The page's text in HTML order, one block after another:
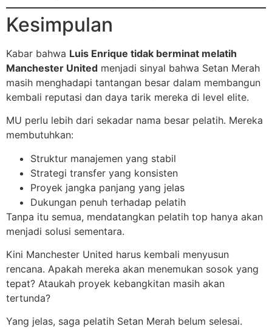
Kesimpulan
Kabar bahwa Luis Enrique tidak berminat melatih
Manchester United menjadi sinyal bahwa Setan Merah
masih menghadapi tantangan besar dalam membangun
kembali reputasi dan daya tarik mereka di level elite.
MU perlu lebih dari sekadar nama besar pelatih. Mereka
membutuhkan:
Struktur manajemen yang stabil
Strategi transfer yang konsisten
Proyek jangka panjang yang jelas
Dukungan penuh terhadap pelatih
Tanpa itu semua, mendatangkan pelatih top hanya akan
menjadi solusi sementara.
Kini Manchester United harus kembali menyusun
rencana. Apakah mereka akan menemukan sosok yang
tepat? Ataukah proyek kebangkitan masih akan
tertunda?
Yang jelas, saga pelatih Setan Merah belum selesai.